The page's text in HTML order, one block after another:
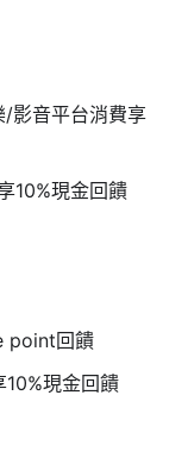
/影音平台消費享
10%現金回饋
point回饋
現金回饋